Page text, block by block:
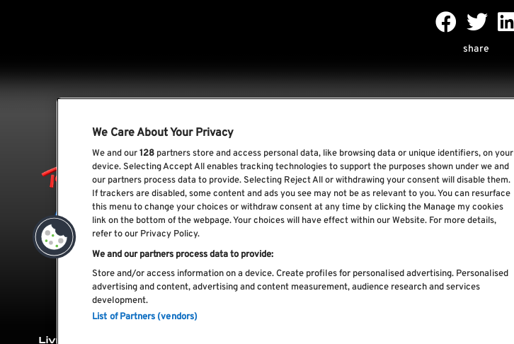
share
Rock World
Rock In Rio
The Town
Por um Mundo Melhor
Livro de
We Care About Your Privacy
We and our128 partners store and access personal data, like browsing data or unique identifiers, on your
device. Selecting Accept All enables tracking technologies to support the purposes shown under we and
our partners process data to provide. Selecting Reject All or withdrawing your consent will disable them.
If trackers are disabled, some content and ads you see may not be as relevant to you. You can resurface
this menu to change your choices or withdraw consent at any time by clicking the Manage my cookies
link on the bottom of the webpage. Your choices will have effect within our Website. For more details,
refer to our Privacy Policy.
We and our partners process data to provide:
Store and/or access information on a device. Create profiles for personalised advertising. Personalised
advertising and content, advertising and content measurement, audience research and services
development.
List of Partners (vendors)